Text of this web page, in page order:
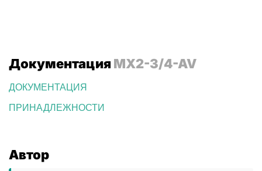
Документация MX2-3/4-AV
ДОКУМЕНТАЦИЯ
ПРИНАДЛЕЖНОСТИ
Автор